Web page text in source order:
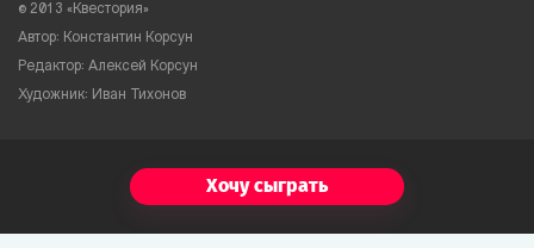
© 2013 «Квестория»
Автор: Константин Корсун
Редактор: Алексей Корсун
Художник: Иван Тихонов
Хочу сыграть